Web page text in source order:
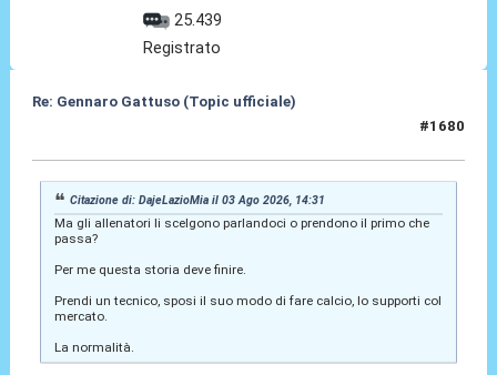
25.439
Registrato
Re: Gennaro Gattuso (Topic ufficiale)
#1680
Citazione di: DajeLazioMia il 03 Ago 2026, 14:31
Ma gli allenatori li scelgono parlandoci o prendono il primo che
passa?
Per me questa storia deve finire.
Prendi un tecnico, sposi il suo modo di fare calcio, lo supporti col
mercato.
La normalità.